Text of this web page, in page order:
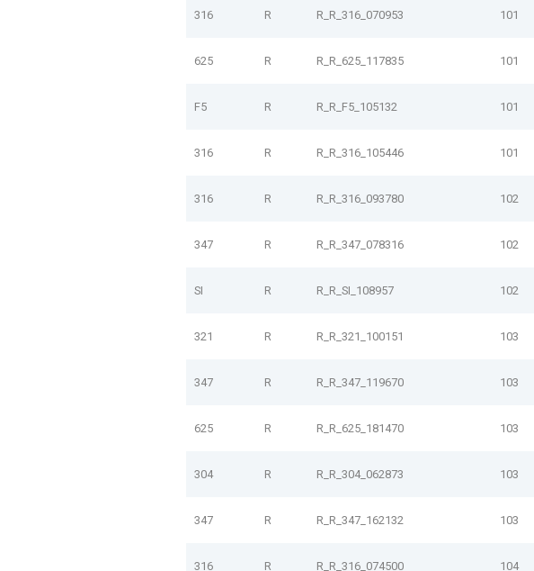
316 R R_R_316_070953 101
625 R R_R_625_117835 101
F5 R R_R_F5_105132 101
316 R R_R_316_105446 101
316 R R_R_316_093780 102
347 R R_R_347_078316 102
SI R R_R_SI_108957 102
321 R R_R_321_100151 103
347 R R_R_347_119670 103
625 R R_R_625_181470 103
304 R R_R_304_062873 103
347 R R_R_347_162132 103
316 R R_R_316_074500 104